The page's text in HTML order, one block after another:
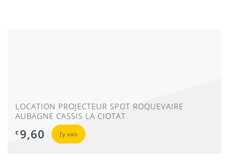
LOCATION PROJECTEUR SPOT ROQUEVAIRE
AUBAGNE CASSIS LA CIOTAT
€ 9,60 J'y vais